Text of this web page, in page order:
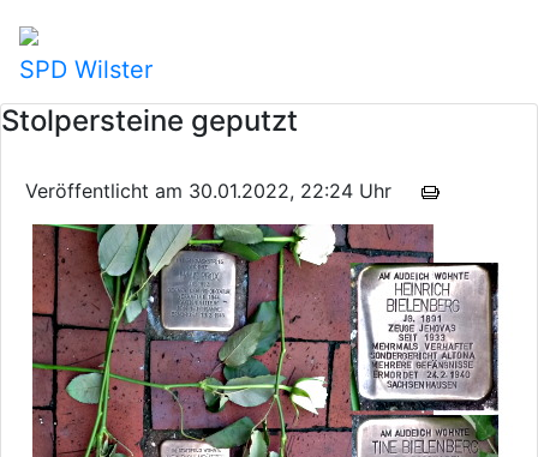
SPD Wilster
Stolpersteine geputzt
Veröffentlicht am 30.01.2022, 22:24 Uhr